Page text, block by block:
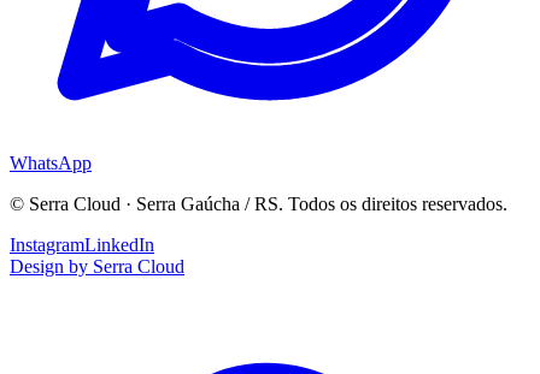
WhatsApp
© Serra Cloud · Serra Gaúcha / RS. Todos os direitos reservados.
InstagramLinkedIn
Design by Serra Cloud